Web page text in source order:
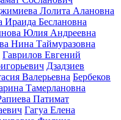
Лолита Алановна
Ираида Беслановна
Юлия Андреевна
Нина Таймуразовна
Гаврилов Евгений
Дзадзиев
Валерьевна Бербеков
Тамерлановна
Патимат
Гагуа Елена